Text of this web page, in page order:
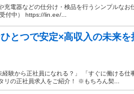
や充電器などの仕分け・検品を行うシンプル
） https://lin.ee/...
とつで安定×高収入の未来を
験から正社員になれる？」 「すぐに働ける仕
の正社員求人をご紹介！ ※もちろん契...